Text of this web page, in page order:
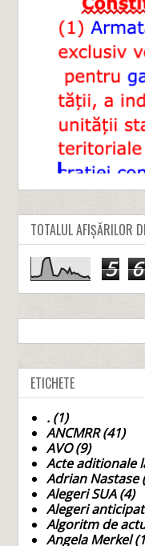
TOTALUL AFIȘĂRILOR
5 6
ETICHETE
. (1)
ANCMRR (41)
AVO (9)
Acte aditionale
Adrian Nastase
Alegeri SUA (4)
Alegeri
Algoritm de
Angela Merkel